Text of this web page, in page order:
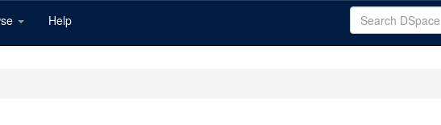
Help